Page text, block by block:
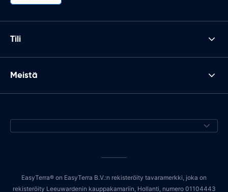
Tili
Meistä
EasyTerra® on EasyTerra B.V.:n rekisteröity tavaramerkki, joka on
rekisteröity Leeuwardenin kauppakamariin, Hollanti, numero 01104443